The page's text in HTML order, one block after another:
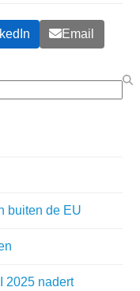
Email
buiten de EU
2025 nadert